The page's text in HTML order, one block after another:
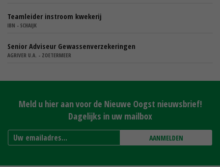
Teamleider instroom kwekerij
IBN - SCHAIJK
Senior Adviseur Gewassenverzekeringen
AGRIVER U.A. - ZOETERMEER
Meld u hier aan voor de Nieuwe Oogst nieuwsbrief!
Dagelijks in uw mailbox
AANMELDEN